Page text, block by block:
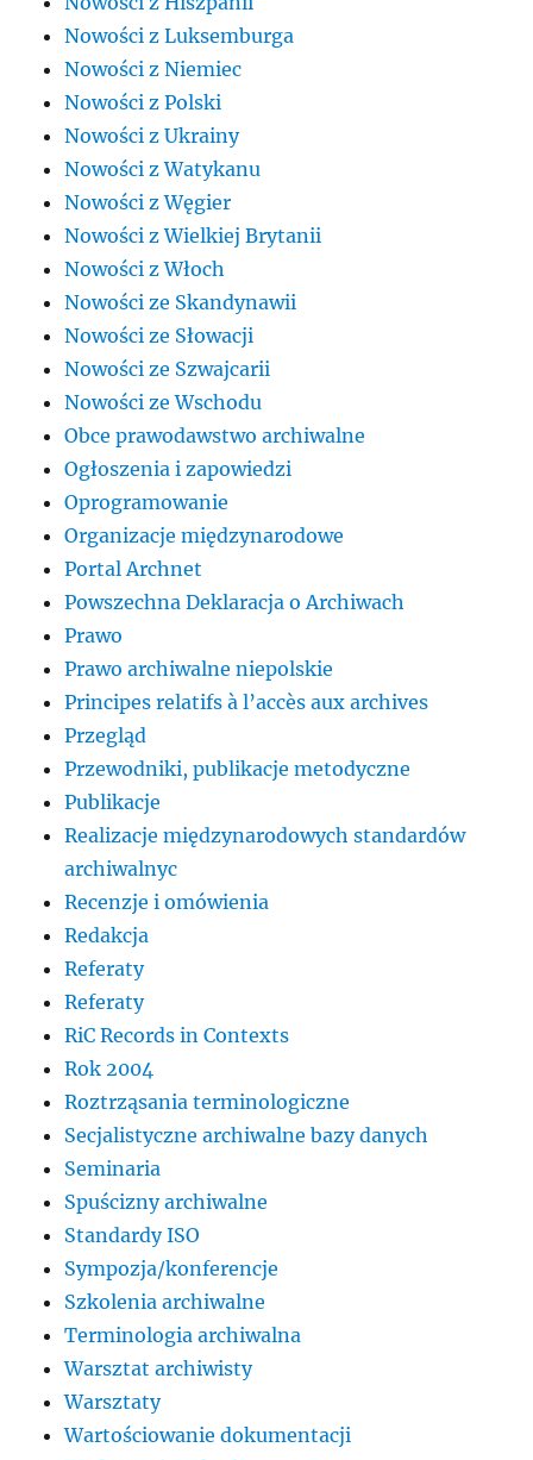
Nowości z Luksemburga
Nowości z Niemiec
Nowości z Polski
Nowości z Ukrainy
Nowości z Watykanu
Nowości z Węgier
Nowości z Wielkiej Brytanii
Nowości z Włoch
Nowości ze Skandynawii
Nowości ze Słowacji
Nowości ze Szwajcarii
Nowości ze Wschodu
Obce prawodawstwo archiwalne
Ogłoszenia i zapowiedzi
Oprogramowanie
Organizacje międzynarodowe
Portal Archnet
Powszechna Deklaracja o Archiwach
Prawo
Prawo archiwalne niepolskie
Principes relatifs à l’accès aux archives
Przegląd
Przewodniki, publikacje metodyczne
Publikacje
Realizacje międzynarodowych standardów
archiwalnyc
Recenzje i omówienia
Redakcja
Referaty
Referaty
RiC Records in Contexts
Rok 2004
Roztrząsania terminologiczne
Secjalistyczne archiwalne bazy danych
Seminaria
Spuścizny archiwalne
Standardy ISO
Sympozja/konferencje
Szkolenia archiwalne
Terminologia archiwalna
Warsztat archiwisty
Warsztaty
Wartościowanie dokumentacji